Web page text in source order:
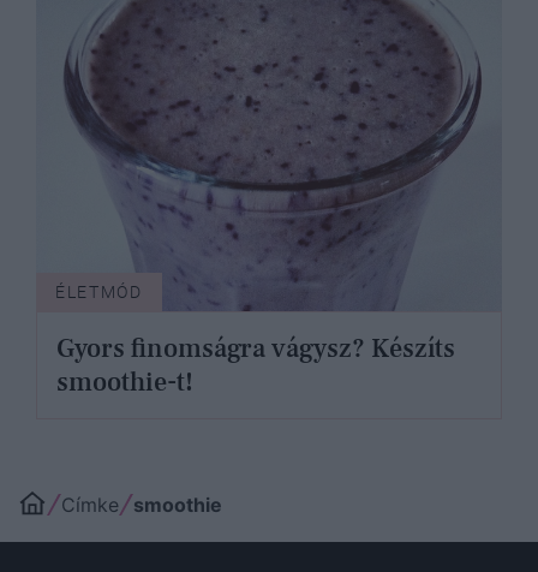
ÉLETMÓD
Gyors finomságra vágysz? Készíts
smoothie-t!
Címke smoothie